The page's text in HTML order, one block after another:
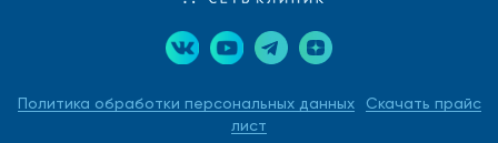
Политика обработки персональных данных
Скачать прайс
лист